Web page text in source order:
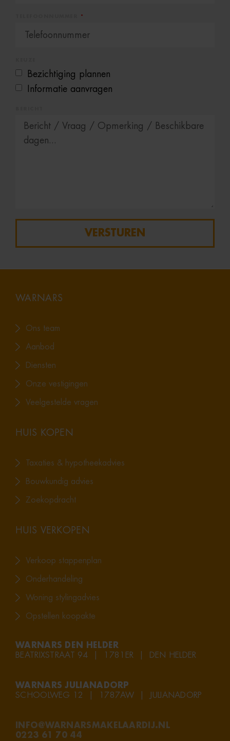
Bezichtiging plannen
Informatie aanvragen
VERSTUREN
WARNARS
Ons team
Aanbod
Diensten
Onze vestigingen
Veelgestelde vragen
HUIS KOPEN
Taxaties & hypotheekadvies
Bouwkundig advies
Zoekopdracht
HUIS VERKOPEN
Verkoop stappenplan
Onderhandeling
Woning stylingadvies
Opstellen koopakte
WARNARS DEN HELDER
BEATRIXSTRAAT 94 | 1781ER | DEN HELDER
WARNARS JULIANADORP
SCHOOLWEG 12 | 1787AW | JULIANADORP
INFO@WARNARSMAKELAARDIJ.NL
0223 61 70 44